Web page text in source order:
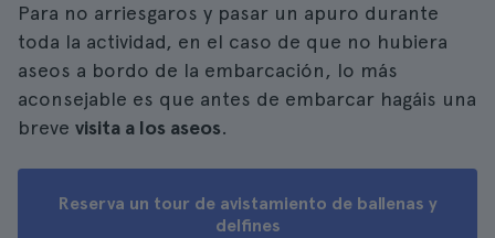
Para no arriesgaros y pasar un apuro durante
toda la actividad, en el caso de que no hubiera
aseos a bordo de la embarcación, lo más
aconsejable es que antes de embarcar hagáis una
breve visita a los aseos.
Reserva un tour de avistamiento de ballenas y
delfines